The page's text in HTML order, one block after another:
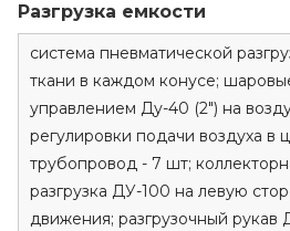
Разгрузка емкости
система пневматической
ткани в каждом конусе;
управлением Ду-40 (2") на
регулировки подачи воздуха в
трубопровод - 7 шт;
разгрузка ДУ-100 на левую
движения; разгрузочный рукав